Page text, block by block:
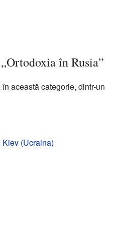
în Rusia”
această categorie, dintr-un
(Ucraina)